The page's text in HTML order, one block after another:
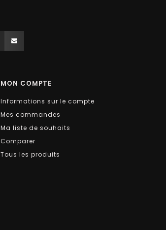
MON COMPTE
Informations sur le compte
Mes commandes
Ma liste de souhaits
Comparer
Tous les produits